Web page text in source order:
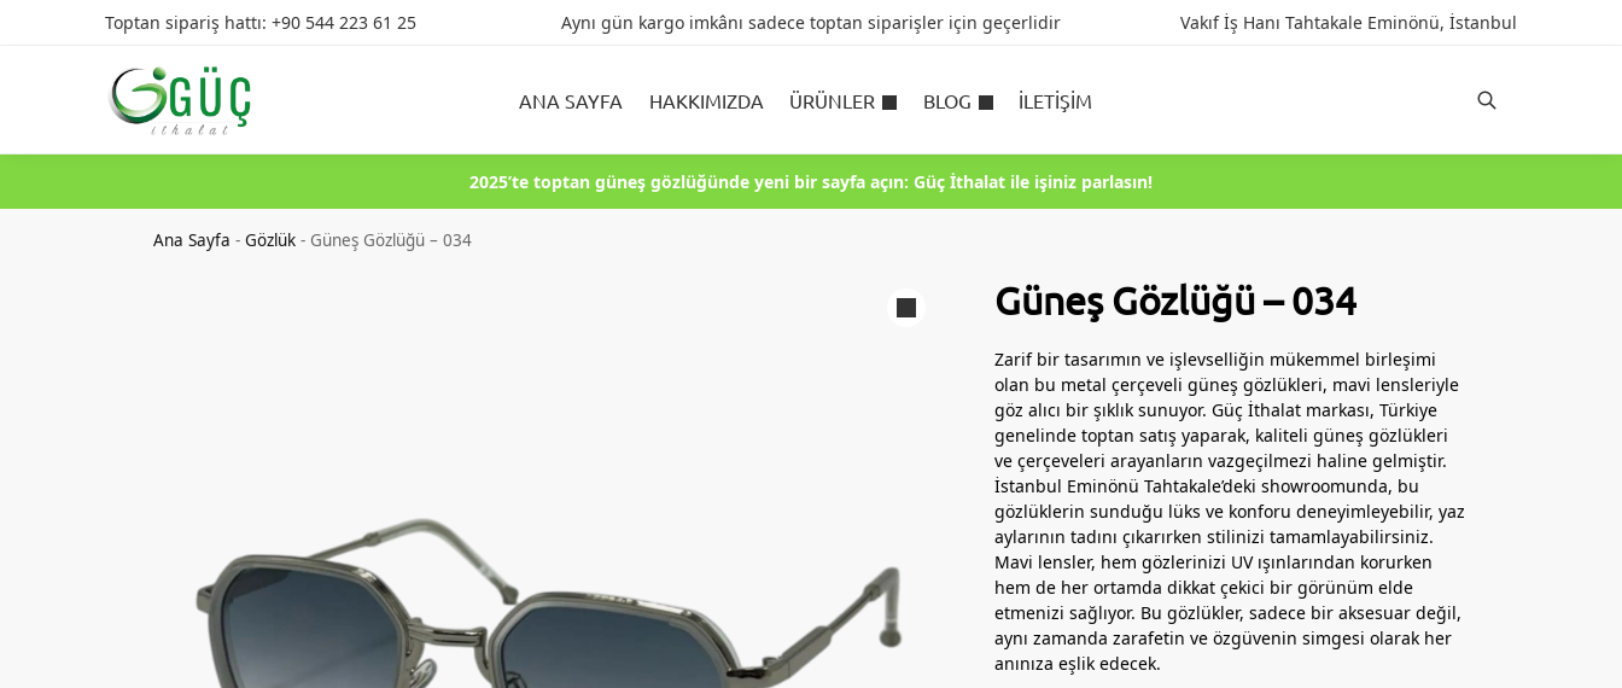
Toptan sipariş hattı: +90 544 223 61 25 Aynı gün kargo imkânı sadece toptan siparişler için geçerlidir Vakıf İş Hanı Tahtakale Eminönü, İstanbul
ANA SAYFA HAKKIMIZDA ÜRÜNLER BLOG İLETIŞIM
Ürün Arama
2025’te toptan güneş gözlüğünde yeni bir sayfa açın: Güç İthalat ile işiniz parlasın!
Ana Sayfa -Gözlük - Güneş Gözlüğü – 034
Güneş Gözlüğü – 034
Zarif bir tasarımın ve işlevselliğin mükemmel birleşimi
olan bu metal çerçeveli güneş gözlükleri, mavi lensleriyle
göz alıcı bir şıklık sunuyor. Güç İthalat markası, Türkiye
genelinde toptan satış yaparak, kaliteli güneş gözlükleri
ve çerçeveleri arayanların vazgeçilmezi haline gelmiştir.
İstanbul Eminönü Tahtakale’deki showroomunda, bu
gözlüklerin sunduğu lüks ve konforu deneyimleyebilir, yaz
aylarının tadını çıkarırken stilinizi tamamlayabilirsiniz.
Mavi lensler, hem gözlerinizi UV ışınlarından korurken
hem de her ortamda dikkat çekici bir görünüm elde
etmenizi sağlıyor. Bu gözlükler, sadece bir aksesuar değil,
aynı zamanda zarafetin ve özgüvenin simgesi olarak her
anınıza eşlik edecek.